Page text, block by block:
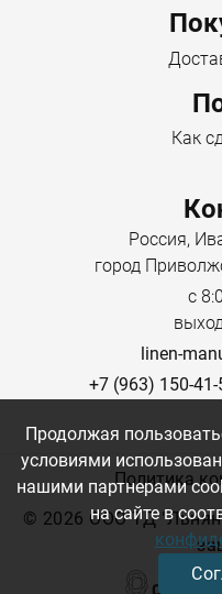
Длина упаковки 40
Высота упаковки 5
Ширина упаковки
материалов: хлопок
гипоаллергенность, а
износостойкости и
воздух, подходит
Гигроскопичность:
быстро сохнет.
Прочность:
льняным волокнам.
Эстетика:
Как
Россия,
город
с
linen-
+7 (963) 150-41-
© 2026 ООО ТД
Политика
Продолжая
условиями
нашими партнерами
на сайте в